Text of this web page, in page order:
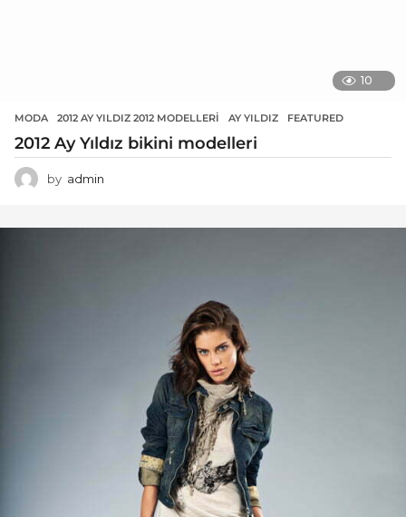
10
MODA 2012 AY YILDIZ 2012 MODELLERI ,AY YILDIZ ,FEATURED
2012 Ay Yıldız bikini modelleri
by admin